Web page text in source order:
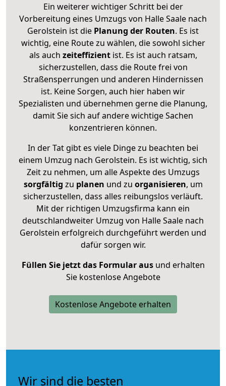
Ein weiterer wichtiger Schritt bei der
Vorbereitung eines Umzugs von Halle Saale nach
Gerolstein ist die Planung der Routen. Es ist
wichtig, eine Route zu wählen, die sowohl sicher
als auch zeiteffizientist. Es ist auch ratsam,
sicherzustellen, dass die Route frei von
Straßensperrungen und anderen Hindernissen
ist. Keine Sorgen, auch hier haben wir
Spezialisten und übernehmen gerne die Planung,
damit Sie sich auf andere wichtige Sachen
konzentrieren können.
In der Tat gibt es viele Dinge zu beachten bei
einem Umzug nach Gerolstein. Es ist wichtig, sich
Zeit zu nehmen, um alle Aspekte des Umzugs
sorgfältig zu planen und zu organisieren, um
sicherzustellen, dass alles reibungslos verläuft.
Mit der richtigen Umzugsfirma kann ein
deutschlandweiter Umzug von Halle Saale nach
Gerolstein erfolgreich durchgeführt werden und
dafür sorgen wir.
Füllen Sie jetzt das Formular ausund erhalten
Sie kostenlose Angebote
Kostenlose Angebote erhalten
Wir sind die besten